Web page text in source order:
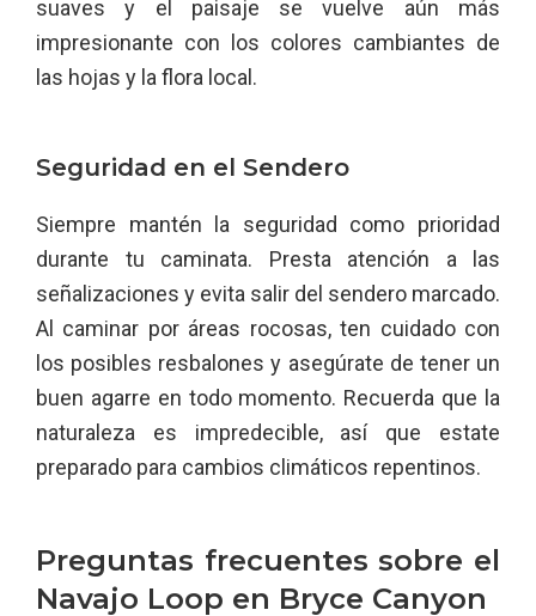
suaves y el paisaje se vuelve aún más
impresionante con los colores cambiantes de
las hojas y la flora local.
Seguridad en el Sendero
Siempre mantén la seguridad como prioridad
durante tu caminata. Presta atención a las
señalizaciones y evita salir del sendero marcado.
Al caminar por áreas rocosas, ten cuidado con
los posibles resbalones y asegúrate de tener un
buen agarre en todo momento. Recuerda que la
naturaleza es impredecible, así que estate
preparado para cambios climáticos repentinos.
Preguntas frecuentes sobre el
Navajo Loop en Bryce Canyon